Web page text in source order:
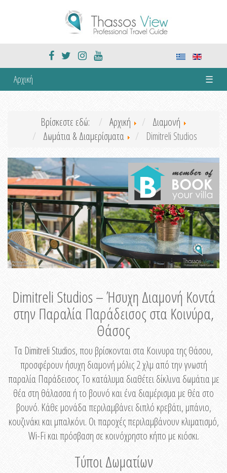
Αρχική ☰
Βρίσκεστε εδώ: Αρχική
Διαμονή
Δωμάτια & Διαμερίσματα
Dimitreli Studios
Dimitreli Studios – Ήσυχη Διαμονή Κοντά
στην Παραλία Παράδεισος στα Κοινύρα,
Θάσος
Τα Dimitreli Studios, που βρίσκονται στα Κοινυρα της Θάσου,
προσφέρουν ήσυχη διαμονή μόλις 2 χλμ από την γνωστή
παραλία Παράδεισος. Το κατάλυμα διαθέτει δίκλινα δωμάτια με
θέα στη θάλασσα ή το βουνό και ένα διαμέρισμα με θέα στο
βουνό. Κάθε μονάδα περιλαμβάνει διπλό κρεβάτι, μπάνιο,
κουζινάκι και μπαλκόνι. Οι παροχές περιλαμβάνουν κλιματισμό,
Wi-Fi και πρόσβαση σε κοινόχρηστο κήπο με κιόσκι.
Τύποι Δωματίων